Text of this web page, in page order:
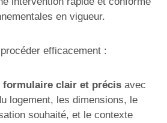
en vigueur.
efficacement :
formulaire clair et précis avec
logement, les dimensions, le
souhaité, et le contexte